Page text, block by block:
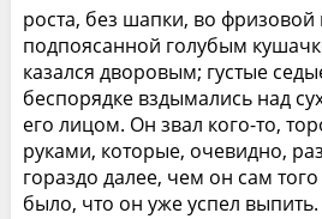
роста, без шапки, во
подпоясанной голубым
казался дворовым; густые
беспорядке вздымались над
его лицом. Он звал кого-то,
руками, которые, очевидно,
гораздо далее, чем он сам
было, что он уже успел выпить.